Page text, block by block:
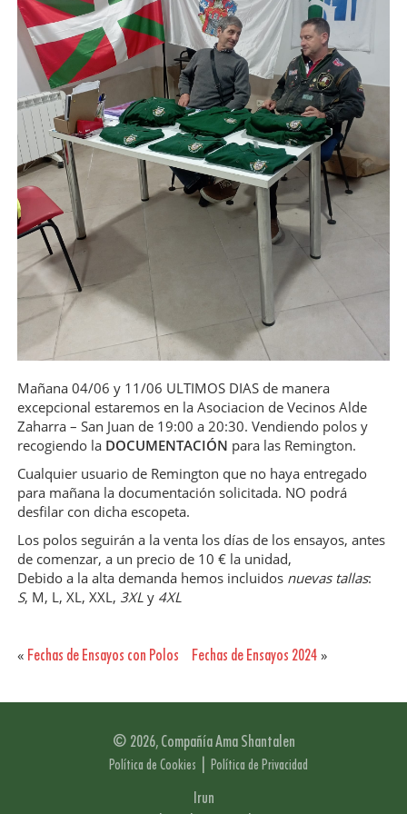
Mañana 04/06 y 11/06 ULTIMOS DIAS de manera
excepcional estaremos en la Asociacion de Vecinos Alde
Zaharra – San Juan de 19:00 a 20:30. Vendiendo polos y
recogiendo la DOCUMENTACIÓN para las Remington.
Cualquier usuario de Remington que no haya entregado
para mañana la documentación solicitada. NO podrá
desfilar con dicha escopeta.
Los polos seguirán a la venta los días de los ensayos, antes
de comenzar, a un precio de 10 € la unidad,
Debido a la alta demanda hemos incluidos nuevas tallas:
S, M, L, XL, XXL, 3XL y 4XL
« Fechas de Ensayos con Polos Fechas de Ensayos 2024 »
© 2026, Compañía Ama Shantalen
Política de Cookies Política de Privacidad
Irun